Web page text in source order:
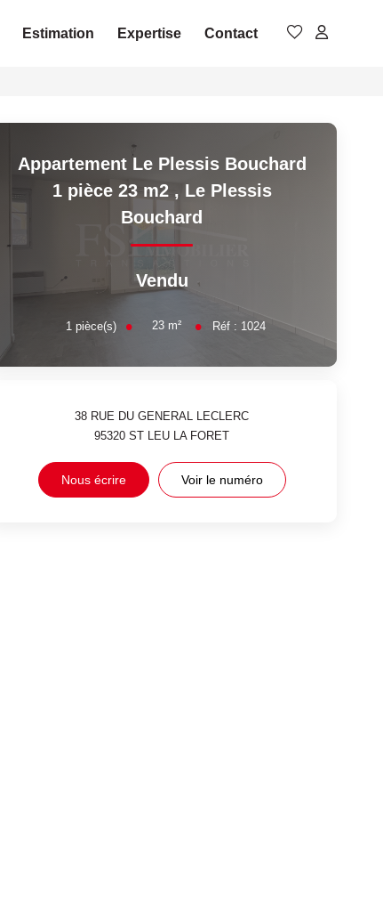
Estimation Expertise Contact
Appartement Le Plessis Bouchard
1 pièce 23 m2 , Le Plessis
Bouchard
Vendu
1 pièce(s) 23 m² Réf : 1024
38 RUE DU GENERAL LECLERC
95320ST LEU LA FORET
Nous écrire Voir le numéro